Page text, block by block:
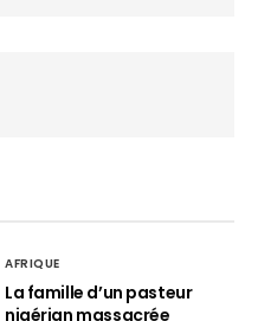
AFRIQUE
La famille d’un pasteur
nigérian massacrée